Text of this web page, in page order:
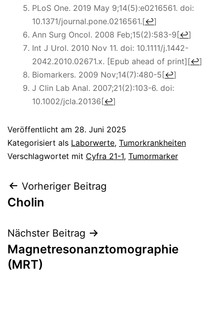
PLoS One. 2019 May 9;14(5):e0216561. doi:
10.1371/journal.pone.0216561.[↩]
Ann Surg Oncol. 2008 Feb;15(2):583-9[↩]
Int J Urol. 2010 Nov 11. doi: 10.1111/j.1442-
2042.2010.02671.x. [Epub ahead of print] [↩]
Biomarkers. 2009 Nov;14(7):480-5[↩]
J Clin Lab Anal. 2007;21(2):103-6. doi:
10.1002/jcla.20136[↩]
Veröffentlicht am 28. Juni 2025
Kategorisiert als Laborwerte, Tumorkrankheiten
Verschlagwortet mit Cyfra 21-1, Tumormarker
Beitragsnavigation
Vorheriger Beitrag
Cholin
Nächster Beitrag
Magnetresonanztomographie
(MRT)